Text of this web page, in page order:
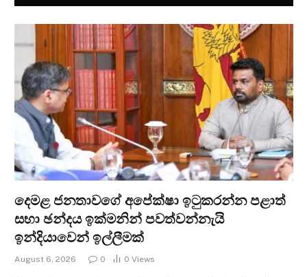
දෙමළ ජනතාවගේ අපේක්ෂා ඉටුකරන්න පළාත්
සභා ඡන්දය ඉක්මනින් පවත්වන්නැයි
ඉන්දියාවෙන් ඉල්ලීමක්
August 6, 2026 0 0 Views